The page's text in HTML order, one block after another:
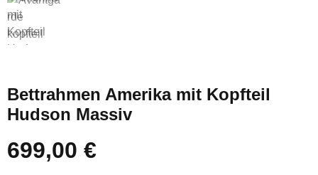
Bettrahmen Amerika mit Kopfteil
Hudson Massiv
Regulärer Preis:
699,00 €